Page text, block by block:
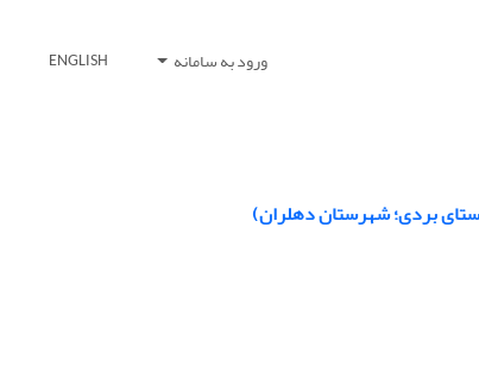
ورود به سامانه ENGLISH
بردی؛ شهرستان دهلران)